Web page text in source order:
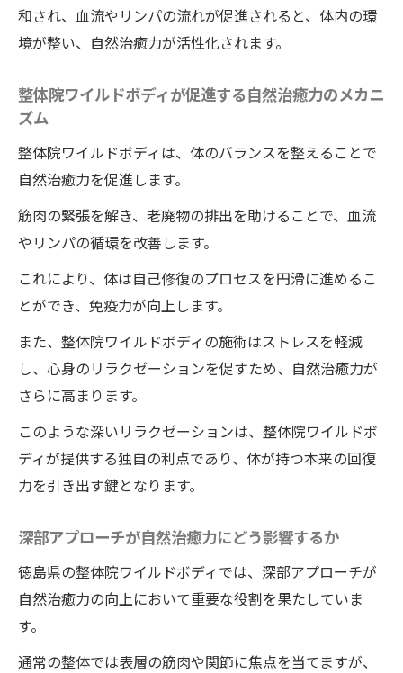
和され、血流やリンパの流れが促進されると、体内の環
境が整い、自然治癒力が活性化されます。
整体院ワイルドボディが促進する自然治癒力のメカニ
ズム
整体院ワイルドボディは、体のバランスを整えることで
自然治癒力を促進します。
筋肉の緊張を解き、老廃物の排出を助けることで、血流
やリンパの循環を改善します。
これにより、体は自己修復のプロセスを円滑に進めるこ
とができ、免疫力が向上します。
また、整体院ワイルドボディの施術はストレスを軽減
し、心身のリラクゼーションを促すため、自然治癒力が
さらに高まります。
このような深いリラクゼーションは、整体院ワイルドボ
ディが提供する独自の利点であり、体が持つ本来の回復
力を引き出す鍵となります。
深部アプローチが自然治癒力にどう影響するか
徳島県の整体院ワイルドボディでは、深部アプローチが
自然治癒力の向上において重要な役割を果たしていま
す。
通常の整体では表層の筋肉や関節に焦点を当てますが、